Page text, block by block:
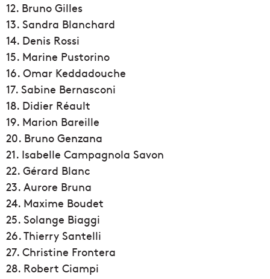
12. Bruno Gilles
13. Sandra Blanchard
14. Denis Rossi
15. Marine Pustorino
16. Omar Keddadouche
17. Sabine Bernasconi
18. Didier Réault
19. Marion Bareille
20. Bruno Genzana
21. Isabelle Campagnola Savon
22. Gérard Blanc
23. Aurore Bruna
24. Maxime Boudet
25. Solange Biaggi
26. Thierry Santelli
27. Christine Frontera
28. Robert Ciampi